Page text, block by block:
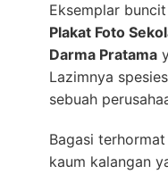
Eksemplar
Plakat Foto
Darma Pratama
Lazimnya
sebuah
Bagasi
kaum kalangan